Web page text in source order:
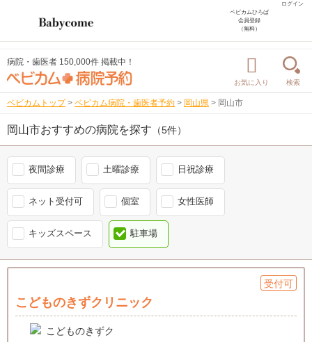
ログイン
ベビカムひろば
会員登録
（無料）
病院・歯医者 150,000件 掲載中！
お気に入り 検索
ベビカムトップ > ベビカム病院・歯医者予約 > 岡山県 > 岡山市
岡山市おすすめの病院を探す （5件）
夜間診療 土曜診療 日祝診療
ネット受付可 個室 女性医師
キッズスペース 駐車場
受付可
こどものきずクリニック